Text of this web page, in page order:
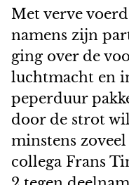
Met verve
namens zijn
ging over de
luchtmacht en
peperduur
door de strot
minstens
collega Frans